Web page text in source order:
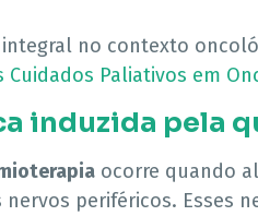
no contexto
Cuidados Paliativos em
induzida pela
ocorre quando
periféricos. Esses